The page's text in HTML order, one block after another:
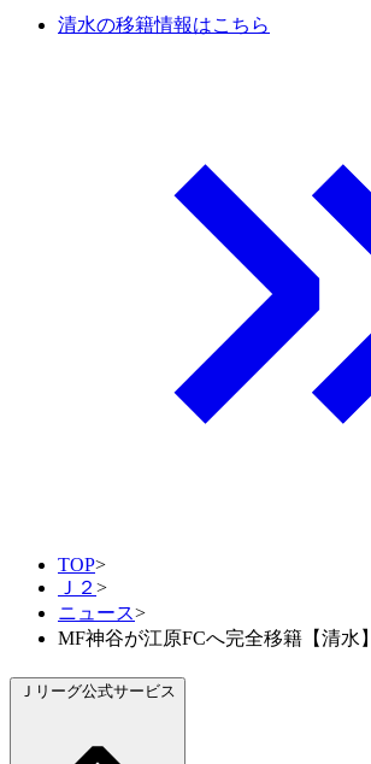
清水の移籍情報はこちら
TOP>
Ｊ２ >
ニュース>
MF神谷が江原FCへ完全移籍【清水】
Ｊリーグ公式サービス